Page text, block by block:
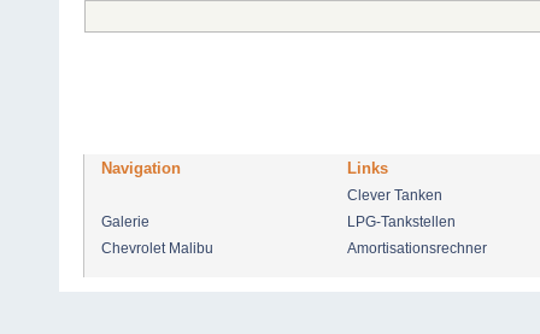
Navigation Links
Clever Tanken
Galerie
LPG-Tankstellen
Chevrolet Malibu
Amortisationsrechner